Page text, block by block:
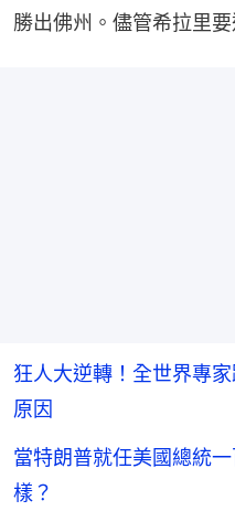
勝出佛州。儘管希拉里
狂人大逆轉！全世界專
原因
當特朗普就任美國總統
樣？